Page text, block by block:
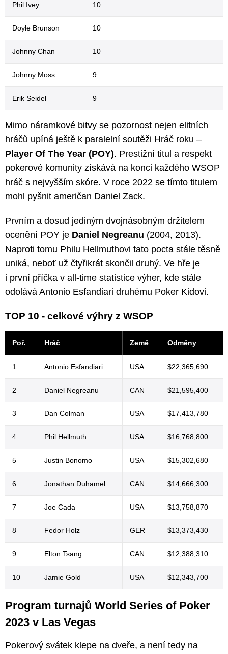
Phil Ivey 10
Doyle Brunson 10
Johnny Chan 10
Johnny Moss 9
Erik Seidel 9
Mimo náramkové bitvy se pozornost nejen elitních
hráčů upíná ještě k paralelní soutěži Hráč roku –
Player Of The Year (POY). Prestižní titul a respekt
pokerové komunity získává na konci každého WSOP
hráč s nejvyšším skóre. V roce 2022 se tímto titulem
mohl pyšnit američan Daniel Zack.
Prvním a dosud jediným dvojnásobným držitelem
ocenění POY je Daniel Negreanu (2004, 2013).
Naproti tomu Philu Hellmuthovi tato pocta stále těsně
uniká, neboť už čtyřikrát skončil druhý. Ve hře je
i první příčka v all-time statistice výher, kde stále
odolává Antonio Esfandiari druhému Poker Kidovi.
TOP 10 - celkové výhry z WSOP
Poř. Hráč Země Odměny
1 Antonio Esfandiari USA $22,365,690
2 Daniel Negreanu CAN $21,595,400
3 Dan Colman USA $17,413,780
4 Phil Hellmuth USA $16,768,800
5 Justin Bonomo USA $15,302,680
6 Jonathan Duhamel CAN $14,666,300
7 Joe Cada USA $13,758,870
8 Fedor Holz GER $13,373,430
9 Elton Tsang CAN $12,388,310
10 Jamie Gold USA $12,343,700
Program turnajů World Series of Poker
2023 v Las Vegas
Pokerový svátek klepe na dveře, a není tedy na